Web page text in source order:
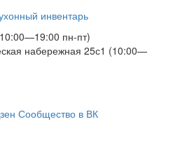
инвентарь
пн-пт)
набережная 25с1 (10:00—
Сообщество в ВК